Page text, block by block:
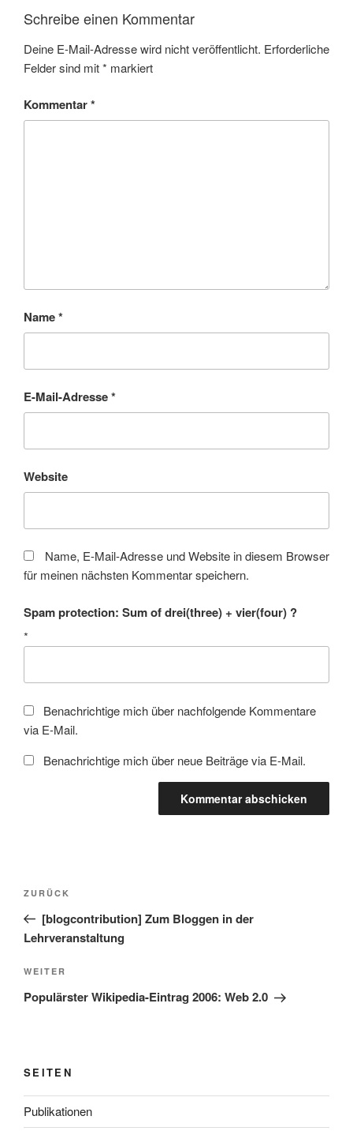
Schreibe einen Kommentar
Deine E-Mail-Adresse wird nicht veröffentlicht. Erforderliche
Felder sind mit* markiert
Kommentar*
Name*
E-Mail-Adresse*
Website
Name, E-Mail-Adresse und Website in diesem Browser
für meinen nächsten Kommentar speichern.
Spam protection: Sum of drei(three) + vier(four) ?
*
Benachrichtige mich über nachfolgende Kommentare
via E-Mail.
Benachrichtige mich über neue Beiträge via E-Mail.
Beitragsnavigation
Vorheriger
Beitrag
ZURÜCK
[blogcontribution] Zum Bloggen in der
Lehrveranstaltung
Nächster
Beitrag
WEITER
Populärster Wikipedia-Eintrag 2006: Web 2.0
SEITEN
Publikationen